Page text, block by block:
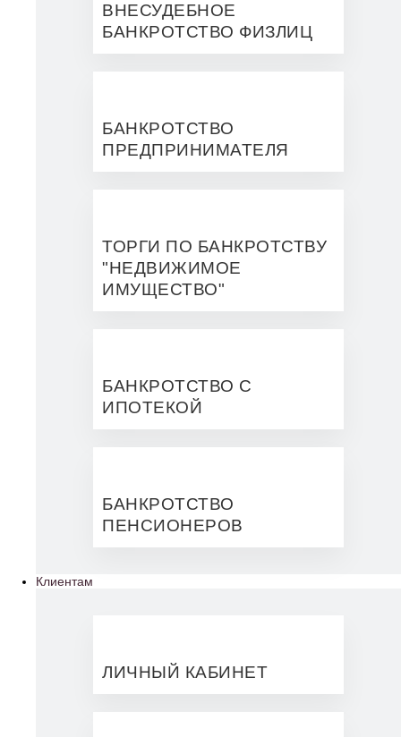
ВНЕСУДЕБНОЕ
БАНКРОТСТВО ФИЗЛИЦ
БАНКРОТСТВО
ПРЕДПРИНИМАТЕЛЯ
ТОРГИ ПО БАНКРОТСТВУ
"НЕДВИЖИМОЕ
ИМУЩЕСТВО"
БАНКРОТСТВО С
ИПОТЕКОЙ
БАНКРОТСТВО
ПЕНСИОНЕРОВ
Клиентам
ЛИЧНЫЙ КАБИНЕТ